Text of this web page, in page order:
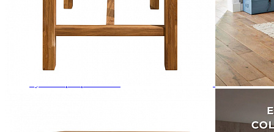
Кровати металлические
Кровати односпальные
Кровати полутороспальные
Решетки и настилы под матрас
Спальные гарнитуры
Тахта
Туалетные столики